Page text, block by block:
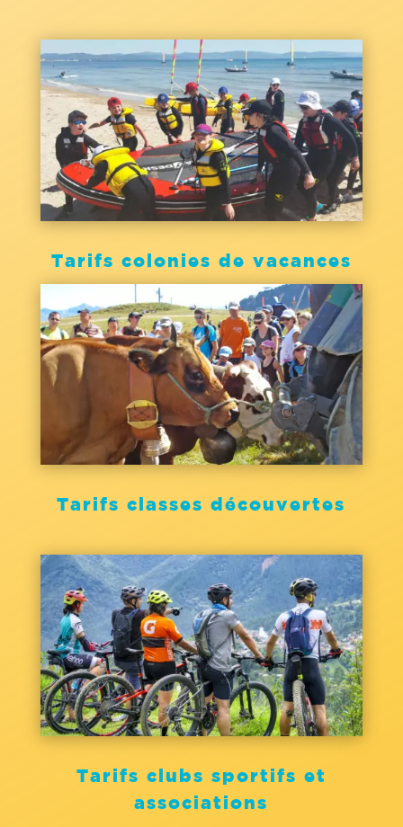
Tarifs colonies de vacances
Tarifs classes découvertes
Tarifs clubs sportifs et
associations